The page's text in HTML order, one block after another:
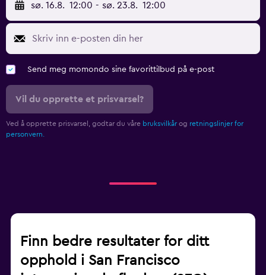
sø. 16.8. 12:00 - sø. 23.8. 12:00
Send meg momondo sine favorittilbud på e-post
Vil du opprette et prisvarsel?
Ved å opprette prisvarsel, godtar du våre bruksvilkår og retningslinjer for
personvern.
Finn bedre resultater for ditt
opphold i San Francisco